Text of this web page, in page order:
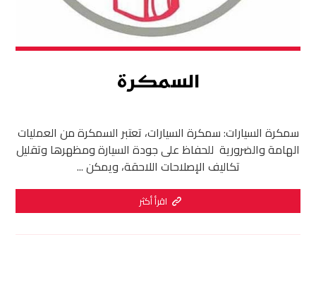
السمكرة
سمكرة السيارات: سمكرة السيارات، تعتبر السمكرة من العمليات
الهامة والضرورية للحفاظ على جودة السيارة ومظهرها وتقليل
تكاليف الإصلاحات اللاحقة، ويمكن ...
اقرأ أكثر